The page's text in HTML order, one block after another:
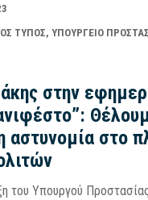
ΤΎΠΟΣ, ΥΠΟΥΡΓΕΊΟ
στην
αστυνομία στο
του Υπουργού